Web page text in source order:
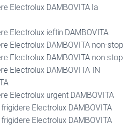
Electrolux DAMBOVITA la
Electrolux ieftin DAMBOVITA
Electrolux DAMBOVITA non-stop
Electrolux DAMBOVITA non stop
Electrolux DAMBOVITA IN
Electrolux urgent DAMBOVITA
Electrolux DAMBOVITA
Electrolux DAMBOVITA